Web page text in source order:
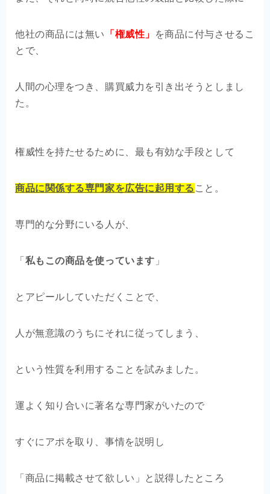
他社の商品には無い 「権威性」
を商品に付与させるこ
とで、
人間の心理をつき、購買威力を引き出そうとしまし
た。
権威性を持たせるために、最も有効な手段として
商品に関係する専門家を広告に起用する こと。
専門的な分野にいる人が、
「 私もこの商品を使っています 」
とアピールしていただくことで、
人が無意識のうちにそれに従ってしまう、
という性質を利用することを試みました。
運よく知り合いに著名な専門家がいたので
すぐにアポを取り、事情を説明し
「商品に掲載させて欲しい」と説得したところ